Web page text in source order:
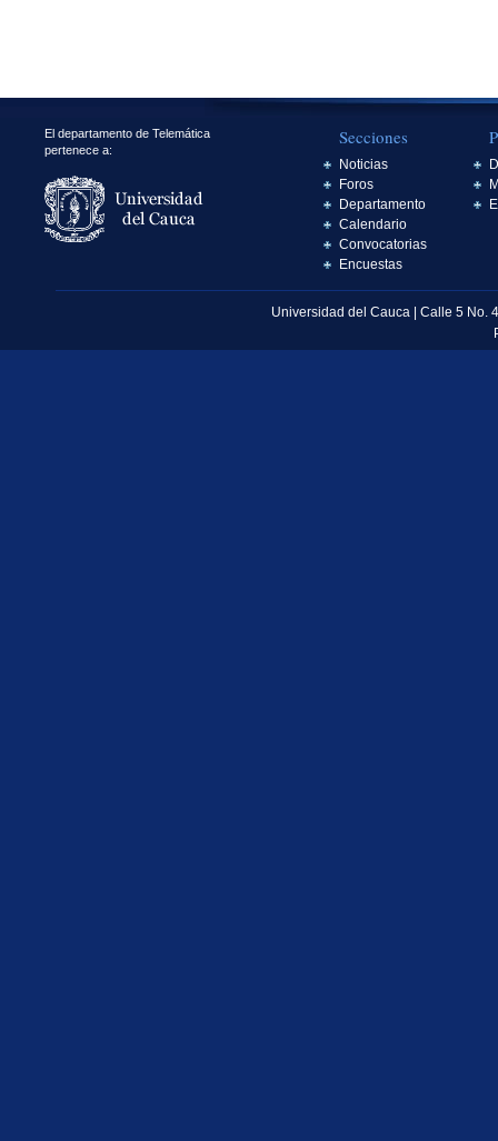
El departamento de Telemática
pertenece a:
Secciones
Noticias
Foros
Departamento
Calendario
Convocatorias
Encuestas
Universidad del Cauca | Calle 5 No.